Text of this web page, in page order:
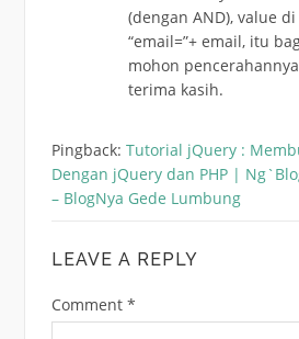
(dengan AND), value
“email=”+ email, itu
mohon
terima kasih.
Pingback: Tutorial jQuery :
Dengan jQuery dan PHP |
– BlogNya Gede Lumbung
LEAVE A REPLY
Comment *